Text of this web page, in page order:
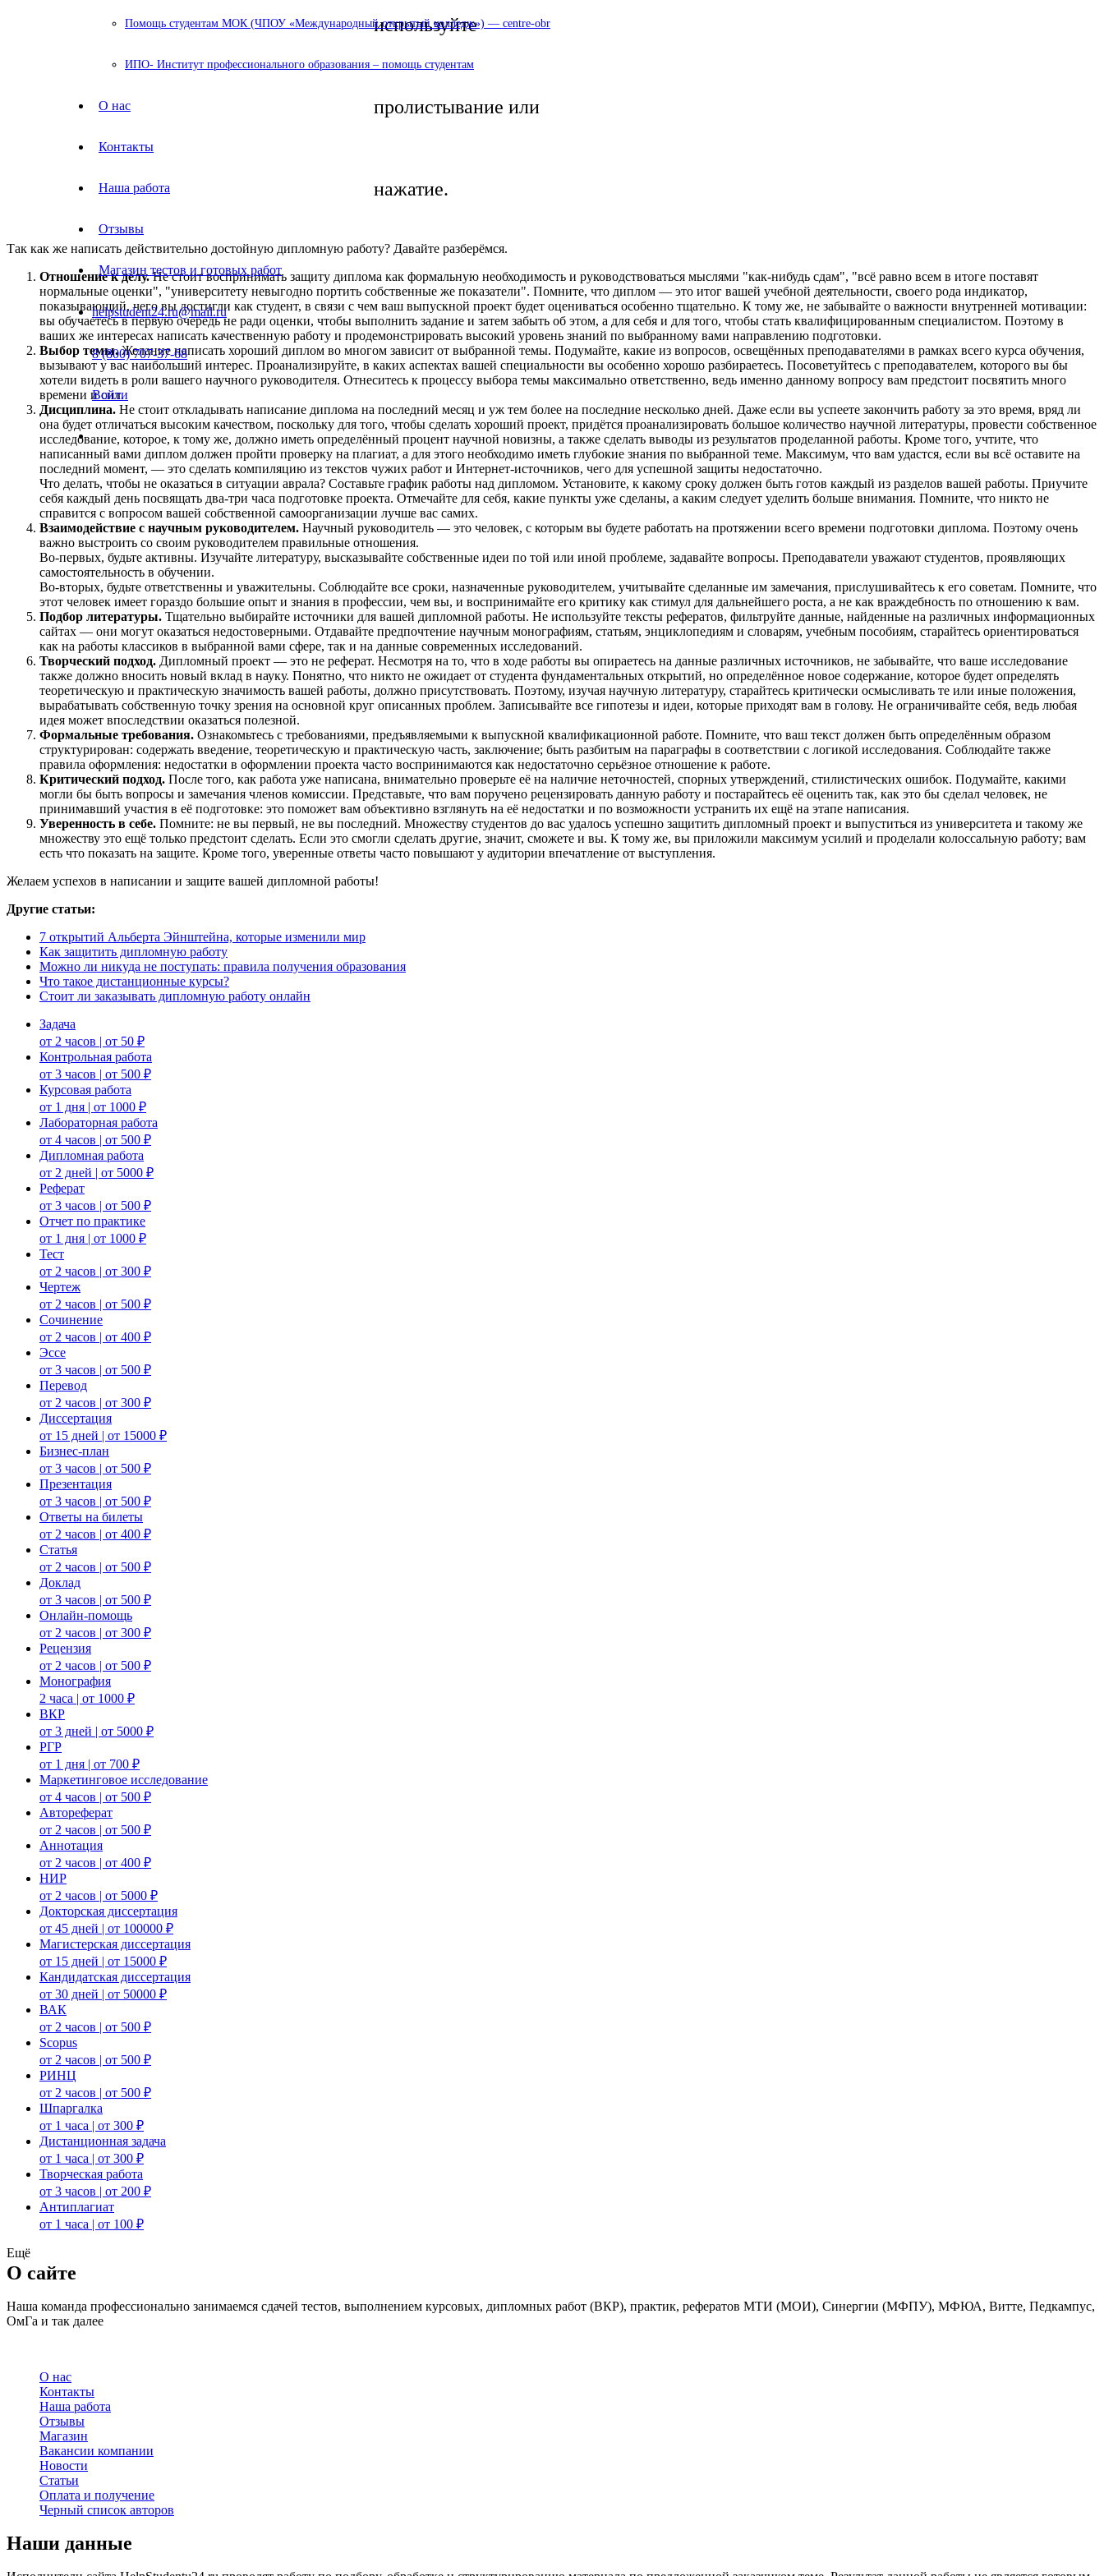
используйте
пролистывание или
нажатие.
Помощь студентам МОК (ЧПОУ «Международный открытый колледж») — centre-obr
ИПО- Институт профессионального образования – помощь студентам
О нас
Контакты
Наша работа
Отзывы
Магазин тестов и готовых работ
helpstudent24.ru@mail.ru
8 (800) 707-37-68
Войти
Так как же написать действительно достойную дипломную работу? Давайте разберёмся.
Отношение к делу.Не стоит воспринимать защиту диплома как формальную необходимость и руководствоваться мыслями "как-нибудь сдам", "всё равно всем в итоге поставят
нормальные оценки", "университету невыгодно портить собственные же показатели". Помните, что диплом — это итог вашей учебной деятельности, своего рода индикатор,
показывающий, чего вы достигли как студент, в связи с чем ваш выпускной проект будет оцениваться особенно тщательно. К тому же, не забывайте о важности внутренней мотивации:
вы обучаетесь в первую очередь не ради оценки, чтобы выполнить задание и затем забыть об этом, а для себя и для того, чтобы стать квалифицированным специалистом. Поэтому в
ваших же интересах написать качественную работу и продемонстрировать высокий уровень знаний по выбранному вами направлению подготовки.
Выбор темы.Желание написать хороший диплом во многом зависит от выбранной темы. Подумайте, какие из вопросов, освещённых преподавателями в рамках всего курса обучения,
вызывают у вас наибольший интерес. Проанализируйте, в каких аспектах вашей специальности вы особенно хорошо разбираетесь. Посоветуйтесь с преподавателем, которого вы бы
хотели видеть в роли вашего научного руководителя. Отнеситесь к процессу выбора темы максимально ответственно, ведь именно данному вопросу вам предстоит посвятить много
времени и сил.
Дисциплина. Не стоит откладывать написание диплома на последний месяц и уж тем более на последние несколько дней. Даже если вы успеете закончить работу за это время, вряд ли
она будет отличаться высоким качеством, поскольку для того, чтобы сделать хороший проект, придётся проанализировать большое количество научной литературы, провести собственное
исследование, которое, к тому же, должно иметь определённый процент научной новизны, а также сделать выводы из результатов проделанной работы. Кроме того, учтите, что
написанный вами диплом должен пройти проверку на плагиат, а для этого необходимо иметь глубокие знания по выбранной теме. Максимум, что вам удастся, если вы всё оставите на
последний момент, — это сделать компиляцию из текстов чужих работ и Интернет-источников, чего для успешной защиты недостаточно.
Что делать, чтобы не оказаться в ситуации аврала? Составьте график работы над дипломом. Установите, к какому сроку должен быть готов каждый из разделов вашей работы. Приучите
себя каждый день посвящать два-три часа подготовке проекта. Отмечайте для себя, какие пункты уже сделаны, а каким следует уделить больше внимания. Помните, что никто не
справится с вопросом вашей собственной самоорганизации лучше вас самих.
Взаимодействие с научным руководителем. Научный руководитель — это человек, с которым вы будете работать на протяжении всего времени подготовки диплома. Поэтому очень
важно выстроить со своим руководителем правильные отношения.
Во-первых, будьте активны. Изучайте литературу, высказывайте собственные идеи по той или иной проблеме, задавайте вопросы. Преподаватели уважают студентов, проявляющих
самостоятельность в обучении.
Во-вторых, будьте ответственны и уважительны. Соблюдайте все сроки, назначенные руководителем, учитывайте сделанные им замечания, прислушивайтесь к его советам. Помните, что
этот человек имеет гораздо большие опыт и знания в профессии, чем вы, и воспринимайте его критику как стимул для дальнейшего роста, а не как враждебность по отношению к вам.
Подбор литературы. Тщательно выбирайте источники для вашей дипломной работы. Не используйте тексты рефератов, фильтруйте данные, найденные на различных информационных
сайтах — они могут оказаться недостоверными. Отдавайте предпочтение научным монографиям, статьям, энциклопедиям и словарям, учебным пособиям, старайтесь ориентироваться
как на работы классиков в выбранной вами сфере, так и на данные современных исследований.
Творческий подход. Дипломный проект — это не реферат. Несмотря на то, что в ходе работы вы опираетесь на данные различных источников, не забывайте, что ваше исследование
также должно вносить новый вклад в науку. Понятно, что никто не ожидает от студента фундаментальных открытий, но определённое новое содержание, которое будет определять
теоретическую и практическую значимость вашей работы, должно присутствовать. Поэтому, изучая научную литературу, старайтесь критически осмысливать те или иные положения,
вырабатывать собственную точку зрения на основной круг описанных проблем. Записывайте все гипотезы и идеи, которые приходят вам в голову. Не ограничивайте себя, ведь любая
идея может впоследствии оказаться полезной.
Формальные требования. Ознакомьтесь с требованиями, предъявляемыми к выпускной квалификационной работе. Помните, что ваш текст должен быть определённым образом
структурирован: содержать введение, теоретическую и практическую часть, заключение; быть разбитым на параграфы в соответствии с логикой исследования. Соблюдайте также
правила оформления: недостатки в оформлении проекта часто воспринимаются как недостаточно серьёзное отношение к работе.
Критический подход. После того, как работа уже написана, внимательно проверьте её на наличие неточностей, спорных утверждений, стилистических ошибок. Подумайте, какими
могли бы быть вопросы и замечания членов комиссии. Представьте, что вам поручено рецензировать данную работу и постарайтесь её оценить так, как это бы сделал человек, не
принимавший участия в её подготовке: это поможет вам объективно взглянуть на её недостатки и по возможности устранить их ещё на этапе написания.
Уверенность в себе. Помните: не вы первый, не вы последний. Множеству студентов до вас удалось успешно защитить дипломный проект и выпуститься из университета и такому же
множеству это ещё только предстоит сделать. Если это смогли сделать другие, значит, сможете и вы. К тому же, вы приложили максимум усилий и проделали колоссальную работу; вам
есть что показать на защите. Кроме того, уверенные ответы часто повышают у аудитории впечатление от выступления.
Желаем успехов в написании и защите вашей дипломной работы!
Другие статьи:
7 открытий Альберта Эйнштейна, которые изменили мир
Как защитить дипломную работу
Можно ли никуда не поступать: правила получения образования
Что такое дистанционные курсы?
Стоит ли заказывать дипломную работу онлайн
Задача
от 2 часов | от 50 ₽
Контрольная работа
от 3 часов | от 500 ₽
Курсовая работа
от 1 дня | от 1000 ₽
Лабораторная работа
от 4 часов | от 500 ₽
Дипломная работа
от 2 дней | от 5000 ₽
Реферат
от 3 часов | от 500 ₽
Отчет по практике
от 1 дня | от 1000 ₽
Тест
от 2 часов | от 300 ₽
Чертеж
от 2 часов | от 500 ₽
Сочинение
от 2 часов | от 400 ₽
Эссе
от 3 часов | от 500 ₽
Перевод
от 2 часов | от 300 ₽
Диссертация
от 15 дней | от 15000 ₽
Бизнес-план
от 3 часов | от 500 ₽
Презентация
от 3 часов | от 500 ₽
Ответы на билеты
от 2 часов | от 400 ₽
Статья
от 2 часов | от 500 ₽
Доклад
от 3 часов | от 500 ₽
Онлайн-помощь
от 2 часов | от 300 ₽
Рецензия
от 2 часов | от 500 ₽
Монография
2 часа | от 1000 ₽
ВКР
от 3 дней | от 5000 ₽
РГР
от 1 дня | от 700 ₽
Маркетинговое исследование
от 4 часов | от 500 ₽
Автореферат
от 2 часов | от 500 ₽
Аннотация
от 2 часов | от 400 ₽
НИР
от 2 часов | от 5000 ₽
Докторская диссертация
от 45 дней | от 100000 ₽
Магистерская диссертация
от 15 дней | от 15000 ₽
Кандидатская диссертация
от 30 дней | от 50000 ₽
ВАК
от 2 часов | от 500 ₽
Scopus
от 2 часов | от 500 ₽
РИНЦ
от 2 часов | от 500 ₽
Шпаргалка
от 1 часа | от 300 ₽
Дистанционная задача
от 1 часа | от 300 ₽
Творческая работа
от 3 часов | от 200 ₽
Антиплагиат
от 1 часа | от 100 ₽
Ещё
О сайте
Наша команда профессионально занимаемся сдачей тестов, выполнением курсовых, дипломных работ (ВКР), практик, рефератов МТИ (МОИ), Синергии (МФПУ), МФЮА, Витте, Педкампус,
ОмГа и так далее
О нас
Контакты
Наша работа
Отзывы
Магазин
Вакансии компании
Новости
Статьи
Оплата и получение
Черный список авторов
Наши данные